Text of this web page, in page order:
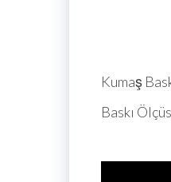
Kumaş
Baskı